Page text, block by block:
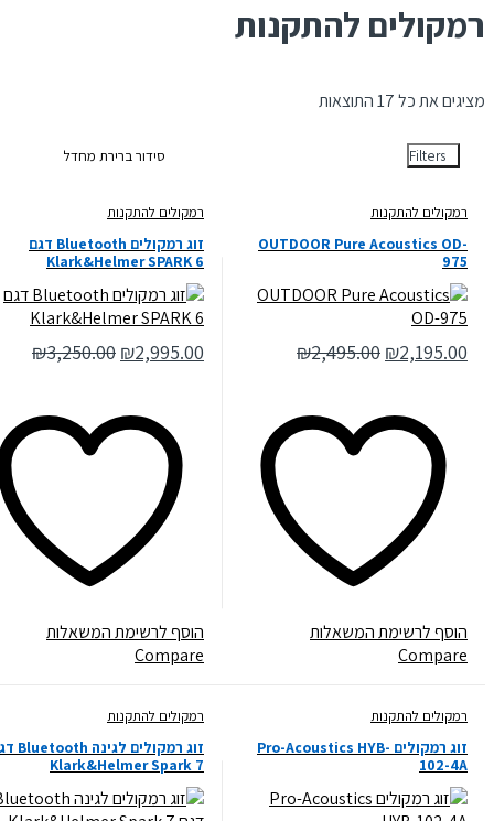
רמקולים להתקנות
מציגים את כל ⁦17⁩ התוצאות
Filters
רמקולים להתקנות
OUTDOOR Pure Acoustics OD-
975
₪2,195.00
₪2,495.00
הוסף לרשימת המשאלות
Compare
רמקולים להתקנות
זוג רמקולים Bluetooth דגם
Klark&Helmer SPARK 6
₪2,995.00
₪3,250.00
הוסף לרשימת המשאלות
Compare
רמקולים להתקנות
זוג רמקולים Pro-Acoustics HYB-
102-4A
רמקולים להתקנות
זוג רמקולים לגינה Bluetooth דגם
Klark&Helmer Spark 7